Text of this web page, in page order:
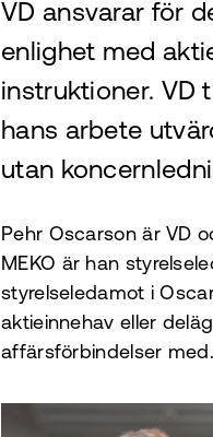
VD ansvarar för
enlighet med
instruktioner. VD
hans arbete
utan
Pehr Oscarson är VD
MEKO är han
styrelseledamot i
aktieinnehav eller
affärsförbindelser med.